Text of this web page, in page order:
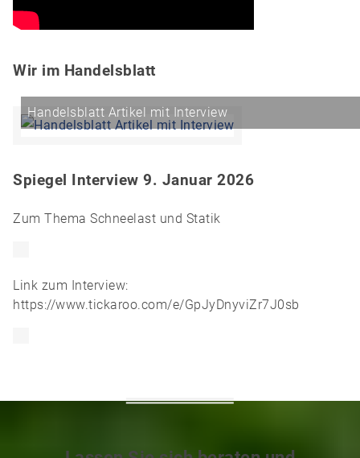
Wir im Handelsblatt
Handelsblatt Artikel mit Interview
Spiegel Interview 9. Januar 2026
Zum Thema Schneelast und Statik
Link zum Interview:
https://www.tickaroo.com/e/GpJyDnyviZr7J0sb